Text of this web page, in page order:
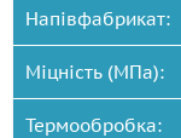
Напівфабрикат:
Міцність (МПа):
Термообробка: